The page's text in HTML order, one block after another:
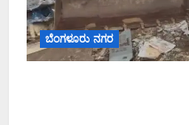
ಬೆಂಗಳೂರು ನಗರ